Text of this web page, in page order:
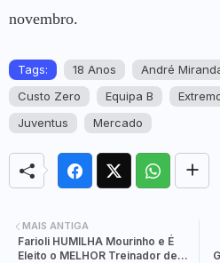
novembro.
Tags: 18 Anos André
Custo Zero
Equipa B
Juventus
Mercado
MAIS ANTIGA
Farioli HUMILHA Mourinho e É
Eleito o MELHOR Treinador de